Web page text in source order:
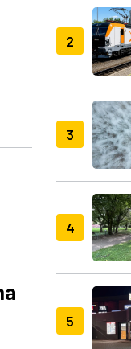
2
3
4
5